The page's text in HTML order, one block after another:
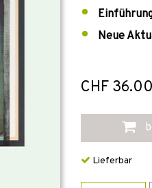
Neue
CHF 36.00
Lieferbar